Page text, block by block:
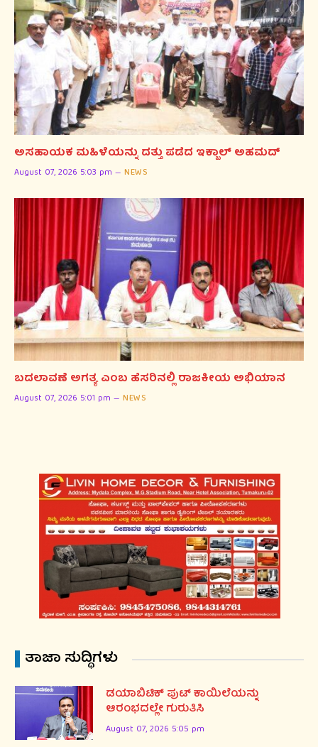
ಅಸಹಾಯಕ ಮಹಿಳೆಯನ್ನು ದತ್ತು ಪಡೆದ ಇಕ್ಬಾಲ್ ಅಹಮದ್
August 07, 2026 5:03 pm NEWS
ಬದಲಾವಣೆ ಅಗತ್ಯ ಎಂಬ ಹೆಸರಿನಲ್ಲಿ ರಾಜಕೀಯ ಅಭಿಯಾನ
August 07, 2026 5:01 pm NEWS
ತಾಜಾ ಸುದ್ಧಿಗಳು
ಡಯಾಬಿಟಿಕ್ ಪುಟ್ ಕಾಯಿಲೆಯನ್ನು
ಆರಂಭದಲ್ಲೇ ಗುರುತಿಸಿ
August 07, 2026 5:05 pm